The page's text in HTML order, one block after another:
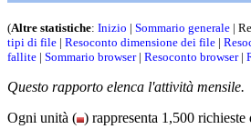
(Altre statistiche: Inizio | Sommario generale |
tipi di file | Resoconto dimensione dei file |
fallite | Sommario browser| Resoconto browser|
Questo rapporto elenca l'attività mensile.
Ogni unità ( ) rappresenta 1,500